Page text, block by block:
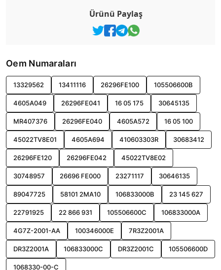
Ürünü Paylaş
Oem Numaraları
13329562 13411116 26296FE100 105506600B
4605A049 26296FE041 16 05 175 30645135
MR407376 26296FE040 4605A572 16 05 100
45022TV8E01 4605A694 410603303R 30683412
26296FE120 26296FE042 45022TV8E02
30748957 26696 FE000 23271117 30646135
89047725 58101 2MA10 106833000B 23 145 627
22791925 22 866 931 105506600C 106833000A
4G7Z-2001-AA 100346000E 7R3Z2001A
DR3Z2001A 106833000C DR3Z2001C 105506600D
1068330-00-C